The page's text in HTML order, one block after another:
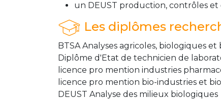
un DEUST production, contrôles
Les diplômes
BTSA Analyses agricoles, biologiques
Diplôme d'Etat de technicien de
licence pro mention industries
licence pro mention bio-industries et
DEUST Analyse des milieux biologiques